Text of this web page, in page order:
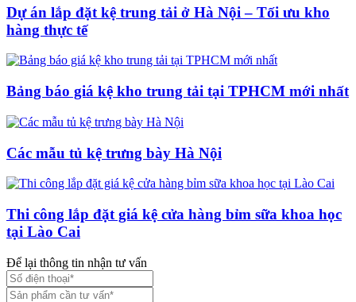
Dự án lắp đặt kệ trung tải ở Hà Nội – Tối ưu kho
hàng thực tế
Bảng báo giá kệ kho trung tải tại TPHCM mới nhất
Các mẫu tủ kệ trưng bày Hà Nội
Thi công lắp đặt giá kệ cửa hàng bỉm sữa khoa học
tại Lào Cai
Để lại thông tin nhận tư vấn